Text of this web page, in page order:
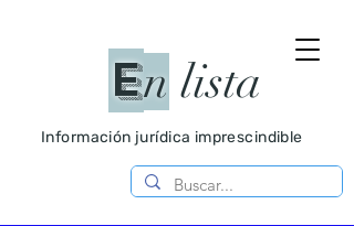
En lista
Información jurídica imprescindible